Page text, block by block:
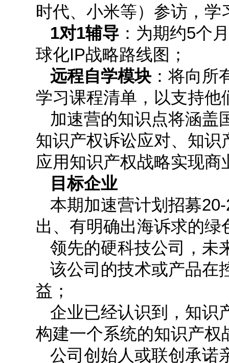
时代、小米等）参访，
1对1辅导 ：为期约5个
球化IP战略路线图；
远程自学模块：将向所
学习课程清单，以支持
加速营的知识点将涵盖
知识产权诉讼应对、知
应用知识产权战略实现商
目标企业
本期加速营计划招募
出、有明确出海诉求的
领先的硬科技公司，未
该公司的技术或产品在
益；
企业已经认识到，知识
构建一个系统的知识产
公司创始人或联创承诺